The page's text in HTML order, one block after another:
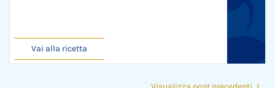
Vai alla ricetta